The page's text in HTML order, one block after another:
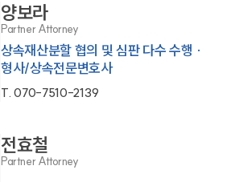
양보라
Partner Attorney
상속재산분할 협의 및 심판 다수 수행 ·
형사/상속전문변호사
T.070-7510-2139
전효철
Partner Attorney